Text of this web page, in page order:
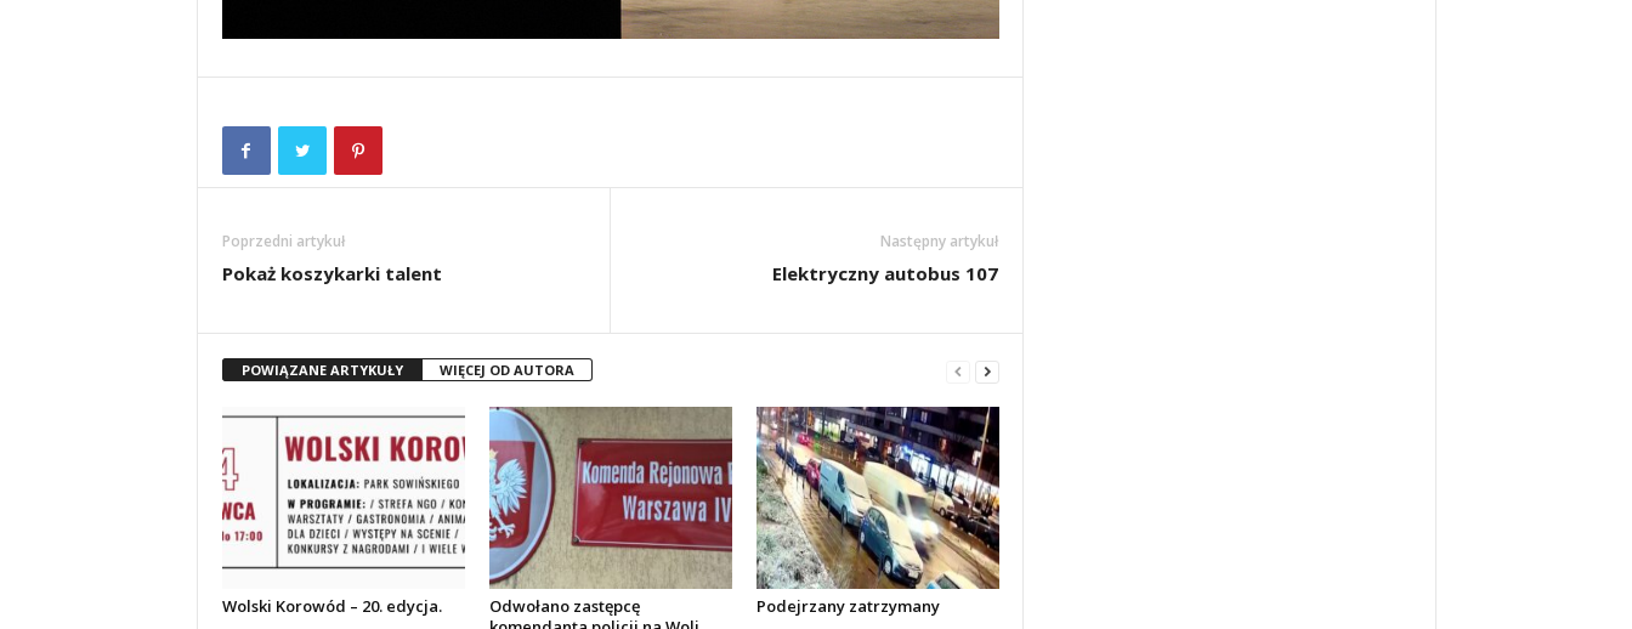
Poprzedni artykuł
Pokaż koszykarki talent
Następny artykuł
Elektryczny autobus 107
POWIĄZANE ARTYKUŁY WIĘCEJ OD AUTORA
Wolski Korowód – 20. edycja.
Odwołano zastępcę
Podejrzany zatrzymany